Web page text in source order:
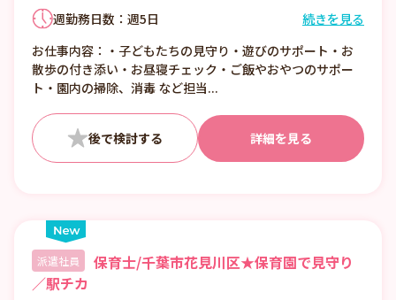
週勤務日数：週5日
②8:00〜17:00 （休憩1:00）
③12:00〜21:00 （休憩1:00）
■日数・曜日・時間帯相談可
■曜日・時間帯は固定可
続きを見る
お仕事内容：・子どもたちの見守り・遊びのサポート・お
散歩の付き添い・お昼寝チェック・ご飯やおやつのサポー
ト・園内の掃除、消毒 など担当...
詳細を見る
派遣社員
保育士/千葉市花見川区★保育園で見守り
／駅チカ